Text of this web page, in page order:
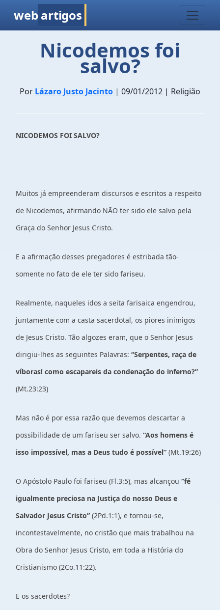
web artigos
Nicodemos foi
salvo?
Por Lázaro Justo Jacinto | 09/01/2012 | Religião
NICODEMOS FOI SALVO?
Muitos já empreenderam discursos e escritos a respeito
de Nicodemos, afirmando NÃO ter sido ele salvo pela
Graça do Senhor Jesus Cristo.
E a afirmação desses pregadores é estribada tão-
somente no fato de ele ter sido fariseu.
Realmente, naqueles idos a seita farisaica engendrou,
juntamente com a casta sacerdotal, os piores inimigos
de Jesus Cristo. Tão algozes eram, que o Senhor Jesus
dirigiu-lhes as seguintes Palavras: “Serpentes, raça de
víboras! como escapareis da condenação do inferno?”
(Mt.23:23)
Mas não é por essa razão que devemos descartar a
possibilidade de um fariseu ser salvo. “Aos homens é
isso impossível, mas a Deus tudo é possível” (Mt.19:26)
O Apóstolo Paulo foi fariseu (Fl.3:5), mas alcançou “fé
igualmente preciosa na Justiça do nosso Deus e
Salvador Jesus Cristo” (2Pd.1:1), e tornou-se,
incontestavelmente, no cristão que mais trabalhou na
Obra do Senhor Jesus Cristo, em toda a História do
Cristianismo (2Co.11:22).
E os sacerdotes?